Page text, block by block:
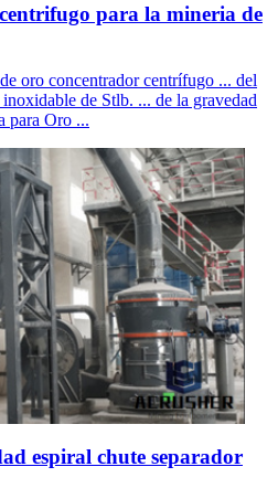
para la mineria de
oro concentrador centrífugo ... del
de Stlb. ... de la gravedad
para Oro ...
espiral chute separador